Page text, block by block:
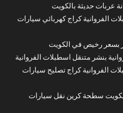
عربات حديثة بالكويت
الفروانية كراج كهربائي سيارات
بسعر رخيص في الكويت
بنشر متنقل اسطبلات الفروانية
الفروانية كراج تصليح سيارات
سطحة كرين نقل سيارات